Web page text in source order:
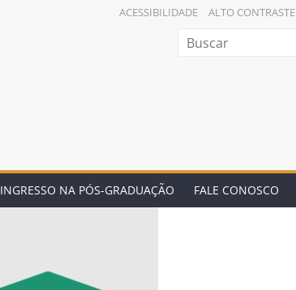
ACESSIBILIDADE ALTO CONTRASTE
INGRESSO NA PÓS-GRADUAÇÃO FALE CONOSCO